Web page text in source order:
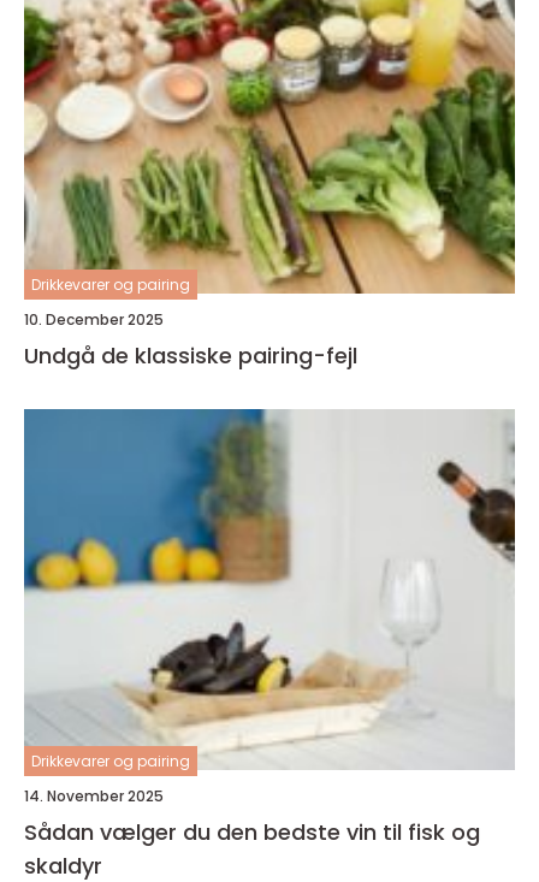
Drikkevarer og pairing
10. December 2025
Undgå de klassiske pairing-fejl
Drikkevarer og pairing
14. November 2025
Sådan vælger du den bedste vin til fisk og
skaldyr